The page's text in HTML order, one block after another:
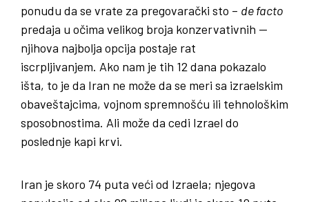
ponudu da se vrate za pregovarački sto – de facto
predaja u očima velikog broja konzervativnih —
njihova najbolja opcija postaje rat
iscrpljivanjem. Ako nam je tih 12 dana pokazalo
išta, to je da Iran ne može da se meri sa izraelskim
obaveštajcima, vojnom spremnošću ili tehnološkim
sposobnostima. Ali može da cedi Izrael do
poslednje kapi krvi.
Iran je skoro 74 puta veći od Izraela; njegova